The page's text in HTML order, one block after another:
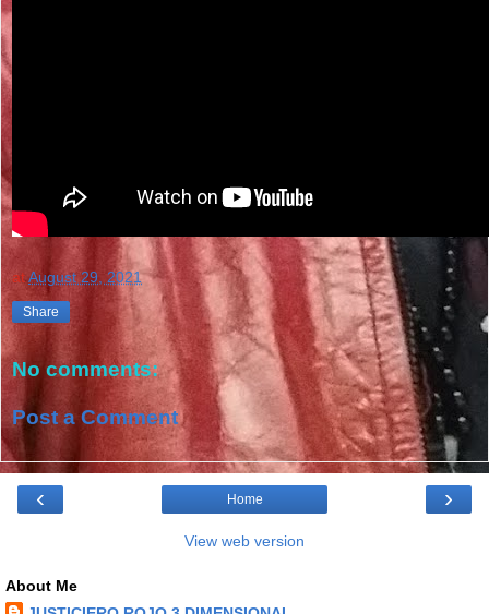
atAugust 29, 2021
Share
No comments:
Post a Comment
‹ ›
Home
View web version
About Me